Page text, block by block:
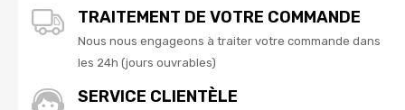
TRAITEMENT DE VOTRE COMMANDE
Nous nous engageons à traiter votre commande dans
les 24h (jours ouvrables)
SERVICE CLIENTÈLE